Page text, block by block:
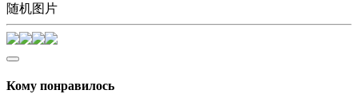
随机图片
Кому понравилось